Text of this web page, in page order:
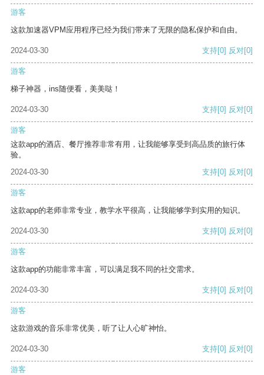
游客
这款加速器VPM应用程序已经为我们带来了无限的隐私保护和自由。
2024-03-30 支持[0] 反对[0]
游客
梯子神器，ins随便看，美美哒！
2024-03-30 支持[0] 反对[0]
游客
这款app的酒店、餐厅推荐非常有用，让我能够享受到高品质的旅行体
验。
2024-03-30
支持[0] 反对[0]
游客
这款app的老师非常专业，教学水平很高，让我能够学到实用的知识。
2024-03-30 支持[0] 反对[0]
游客
这款app的功能非常丰富，可以满足我不同的社交需求。
2024-03-30 支持[0] 反对[0]
游客
这款游戏的音乐非常优美，听了让人心旷神怡。
2024-03-30 支持[0] 反对[0]
游客